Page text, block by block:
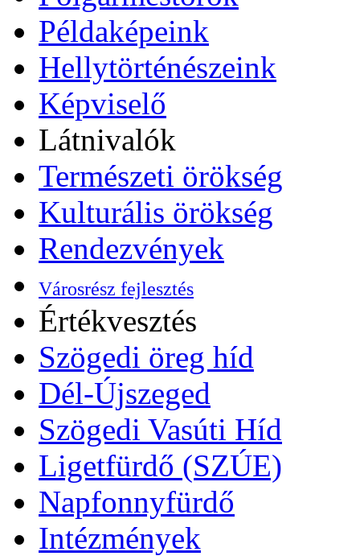
Példaképeink
Hellytörténészeink
Képviselő
Látnivalók
Természeti örökség
Kulturális örökség
Rendezvények
Városrész fejlesztés
Értékvesztés
Szögedi öreg híd
Dél-Újszeged
Szögedi Vasúti Híd
Ligetfürdő (SZÚE)
Napfonnyfürdő
Intézmények